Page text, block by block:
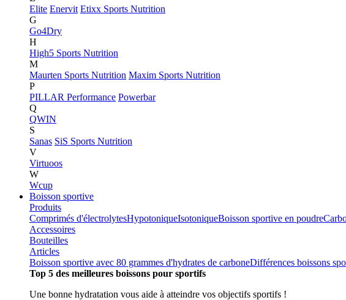
Elite Enervit Etixx Sports Nutrition
G
Go4Dry
H
High5 Sports Nutrition
M
Maurten Sports Nutrition Maxim Sports Nutrition
P
PILLAR Performance Powerbar
Q
QWIN
S
Sanas SiS Sports Nutrition
V
Virtuoos
W
Wcup
Boisson sportive
Produits
Comprimés d'électrolytesHypotoniqueIsotoniqueBoisson sportive en poudre
Accessoires
Bouteilles
Articles
Boisson sportive avec 80 grammes d'hydrates de carboneDifférences boissons
Top 5 des meilleures boissons pour sportifs
Une bonne hydratation vous aide à atteindre vos objectifs sportifs !